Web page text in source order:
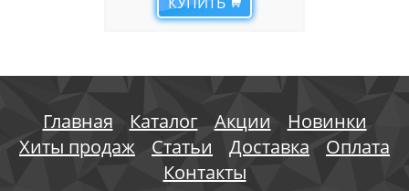
Главная Каталог Акции
Новинки
Хиты продаж
Статьи Доставка
Оплата
Контакты